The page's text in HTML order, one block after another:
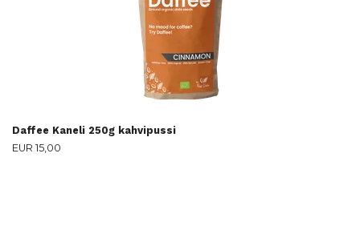
Daffee Kaneli 250g kahvipussi
EUR 15,00